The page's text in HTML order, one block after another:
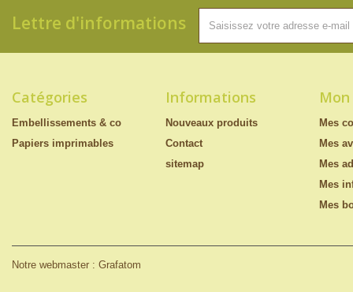
Lettre d'informations
Catégories
Embellissements & co
Papiers imprimables
Informations
Nouveaux produits
Contact
sitemap
Notre webmaster : Grafatom
Mes
Mes
Mes
Mes
Mes